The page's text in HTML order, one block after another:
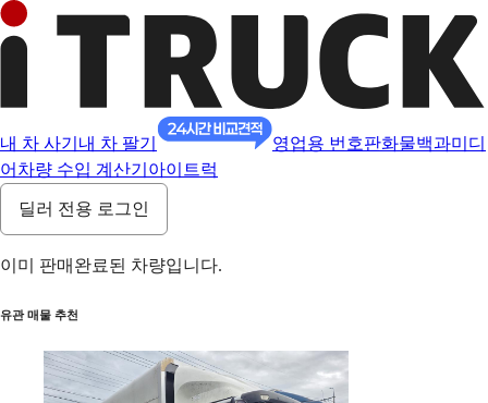
내 차 사기 내 차 팔기 영업용 번호판화물백과미디
어 차량 수입 계산기 아이트럭
딜러 전용 로그인
이미 판매완료된 차량입니다.
유관 매물 추천